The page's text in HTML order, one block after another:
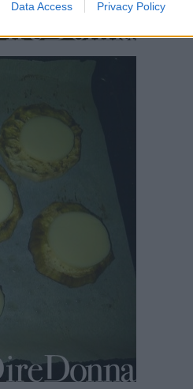
Data Access Privacy Policy